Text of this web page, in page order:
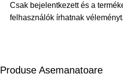
Csak bejelentkezett és a
felhasználók írhatnak véleményt.
Produse Asemanatoare